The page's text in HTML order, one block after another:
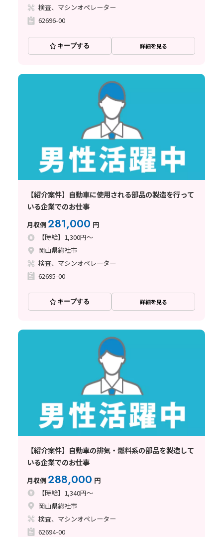
検査、マシンオペレーター
62696-00
キープする 詳細を見る
【紹介案件】自動車に使用される部品の製造を行って
いる企業でのお仕事
月収例281,000 円
【時給】1,300円～
岡山県総社市
検査、マシンオペレーター
62695-00
キープする 詳細を見る
【紹介案件】自動車の排気・燃料系の部品を製造して
いる企業でのお仕事
月収例288,000 円
【時給】1,340円～
岡山県総社市
検査、マシンオペレーター
62694-00